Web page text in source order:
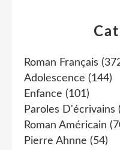
Roman Français
Adolescence (144)
Enfance (101)
Paroles D'écrivains
Roman Américain
Pierre Ahnne (54)